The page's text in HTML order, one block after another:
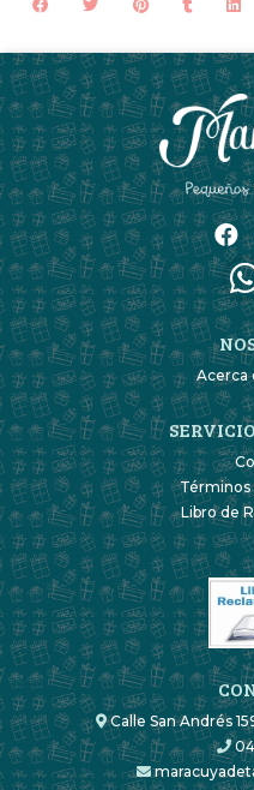
Acerca
Términos
Libro de
Calle San Andrés